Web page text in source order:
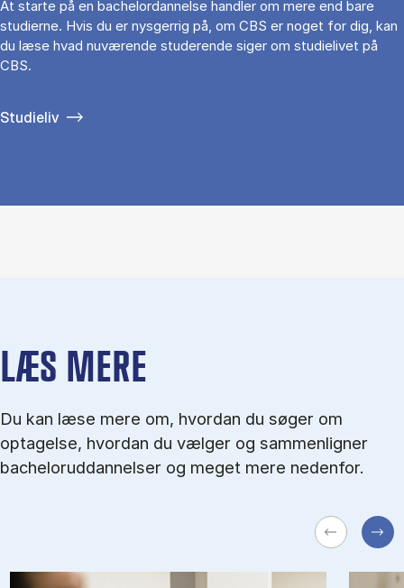
At starte på en bachelordannelse handler om mere end bare
studierne. Hvis du er nysgerrig på, om CBS er noget for dig, kan
du læse hvad nuværende studerende siger om studielivet på
CBS.
Studieliv
LÆS MERE
Du kan læse mere om, hvordan du søger om
optagelse, hvordan du vælger og sammenligner
bacheloruddannelser og meget mere nedenfor.